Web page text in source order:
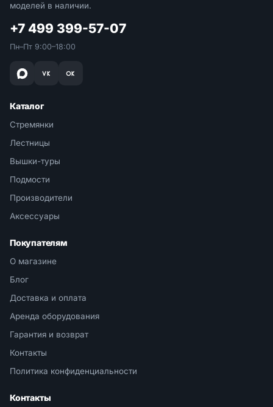
моделей в наличии.
+7 499 399-57-07
Пн–Пт 9:00–18:00
Каталог
Стремянки
Лестницы
Вышки-туры
Подмости
Производители
Аксессуары
Покупателям
О магазине
Блог
Доставка и оплата
Аренда оборудования
Гарантия и возврат
Контакты
Политика конфиденциальности
Контакты